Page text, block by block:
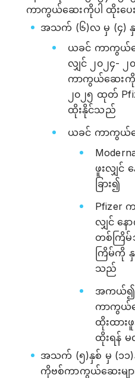
ကာကွယ်ဆေးကိုပါ ထိုးပေ
အသက် (၆)လ မှ (၄)
ယခင် ကာကွယ်ဆ
လျှင် ၂၀၂၄-
ကာကွယ်ဆေးကို
၂၀၂၅ ထုတ်
ထိုးနိုင်သည်
ယခင် ကာကွယ်ဆ
ဖူးလျှင်
ခြား၍
Pfizer
လျှင် န
တစ်ကြိမ်
ကြိမ်ကို
သည်
အကယ်၍
ကာကွယ်ဆ
ထိုးထား
ထိုးရန် မ
အသက် (၅)နှစ် မှ (၁၁
ကိုဗစ်ကာကွယ်ဆေးမျာ